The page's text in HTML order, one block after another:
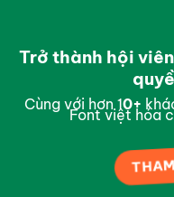
Trở thành hội
Cùng với hơn 10+
Font việt hóa
THAM